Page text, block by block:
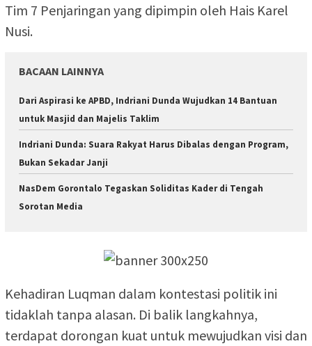
Tim 7 Penjaringan yang dipimpin oleh Hais Karel
Nusi.
BACAAN LAINNYA
Dari Aspirasi ke APBD, Indriani Dunda Wujudkan 14 Bantuan
untuk Masjid dan Majelis Taklim
Indriani Dunda: Suara Rakyat Harus Dibalas dengan Program,
Bukan Sekadar Janji
NasDem Gorontalo Tegaskan Soliditas Kader di Tengah
Sorotan Media
Kehadiran Luqman dalam kontestasi politik ini
tidaklah tanpa alasan. Di balik langkahnya,
terdapat dorongan kuat untuk mewujudkan visi dan